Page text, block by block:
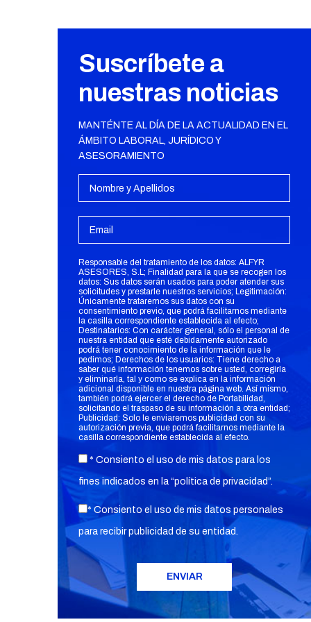
Suscríbete a
nuestras noticias
MANTÉNTE AL DÍA DE LA ACTUALIDAD EN EL
ÁMBITO LABORAL, JURÍDICO Y
ASESORAMIENTO
Responsable del tratamiento de los datos: ALFYR
ASESORES, S.L; Finalidad para la que se recogen los
datos: Sus datos serán usados para poder atender sus
solicitudes y prestarle nuestros servicios; Legitimación:
Únicamente trataremos sus datos con su
consentimiento previo, que podrá facilitarnos mediante
la casilla correspondiente establecida al efecto;
Destinatarios: Con carácter general, sólo el personal de
nuestra entidad que esté debidamente autorizado
podrá tener conocimiento de la información que le
pedimos; Derechos de los usuarios: Tiene derecho a
saber qué información tenemos sobre usted, corregirla
y eliminarla, tal y como se explica en la información
adicional disponible en nuestra página web. Así mismo,
también podrá ejercer el derecho de Portabilidad,
solicitando el traspaso de su información a otra entidad;
Publicidad: Solo le enviaremos publicidad con su
autorización previa, que podrá facilitarnos mediante la
casilla correspondiente establecida al efecto.
* Consiento el uso de mis datos para los
fines indicados en la “política de privacidad”.
* Consiento el uso de mis datos personales
para recibir publicidad de su entidad.